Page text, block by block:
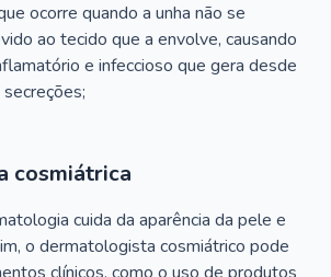
ocorre quando a unha não se
ao tecido que a envolve, causando
e infeccioso que gera desde
cosmiátrica
cuida da aparência da pele e
o dermatologista cosmiátrico pode